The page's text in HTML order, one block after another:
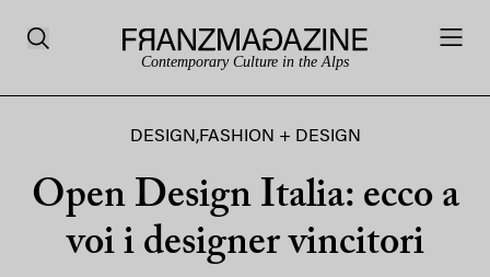
Contemporary Culture in the Alps
DESIGN ,FASHION + DESIGN
Open Design Italia: ecco a
voi i designer vincitori